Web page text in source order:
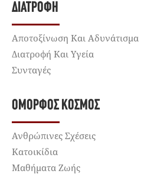
ΔΙΑΤΡΟΦΉ
Αποτοξίνωση Και Αδυνάτισμα
Διατροφή Και Υγεία
Συνταγές
ΌΜΟΡΦΟΣ ΚΌΣΜΟΣ
Ανθρώπινες Σχέσεις
Κατοικίδια
Μαθήματα Ζωής